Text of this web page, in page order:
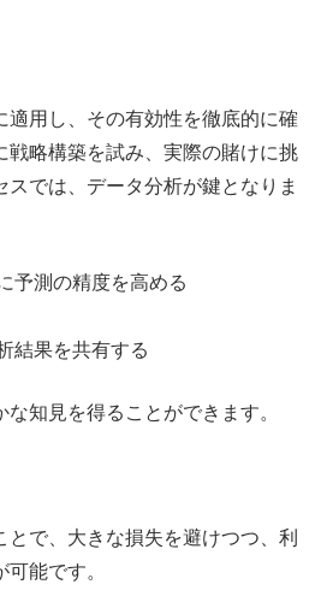
適用し、その有効性を徹底的に確
戦略構築を試み、実際の賭けに挑
では、データ分析が鍵となりま
予測の精度を高める
結果を共有する
知見を得ることができます。
で、大きな損失を避けつつ、利
能です。